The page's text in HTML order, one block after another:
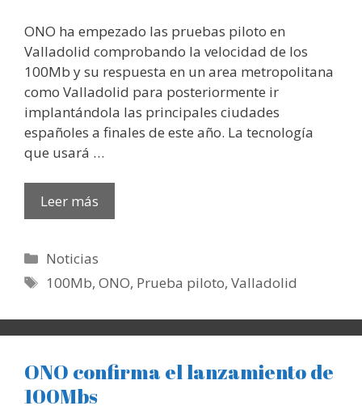
ONO ha empezado las pruebas piloto en
Valladolid comprobando la velocidad de los
100Mb y su respuesta en un area metropolitana
como Valladolid para posteriormente ir
implantándola las principales ciudades
españoles a finales de este año. La tecnología
que usará …
Leer más
Categorías
Noticias
Etiquetas
100Mb,ONO, Prueba piloto,Valladolid
ONO confirma el lanzamiento de
100Mbs